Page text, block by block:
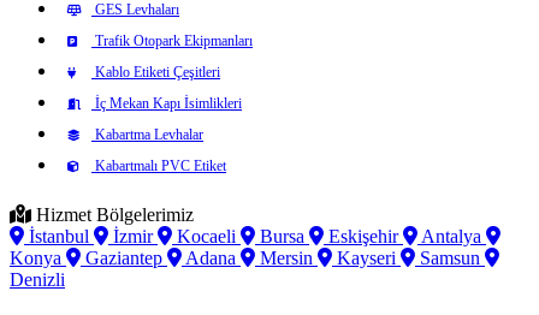
GES Levhaları
Trafik Otopark Ekipmanları
Kablo Etiketi Çeşitleri
İç Mekan Kapı İsimlikleri
Kabartma Levhalar
Kabartmalı PVC Etiket
Hizmet Bölgelerimiz
İstanbul
İzmir Kocaeli Bursa Eskişehir
Antalya
Konya
Gaziantep Adana Mersin Kayseri
Samsun
Denizli